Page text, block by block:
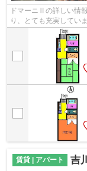
ドマーニⅡの詳しい情
り、とても充実してい
アパートです♪家賃3万
賃貸 | アパート 吉